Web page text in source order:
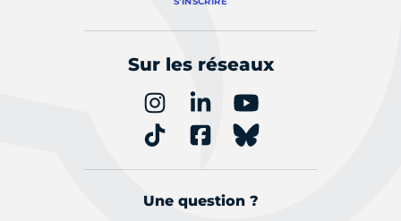
Sur les réseaux
Une question ?